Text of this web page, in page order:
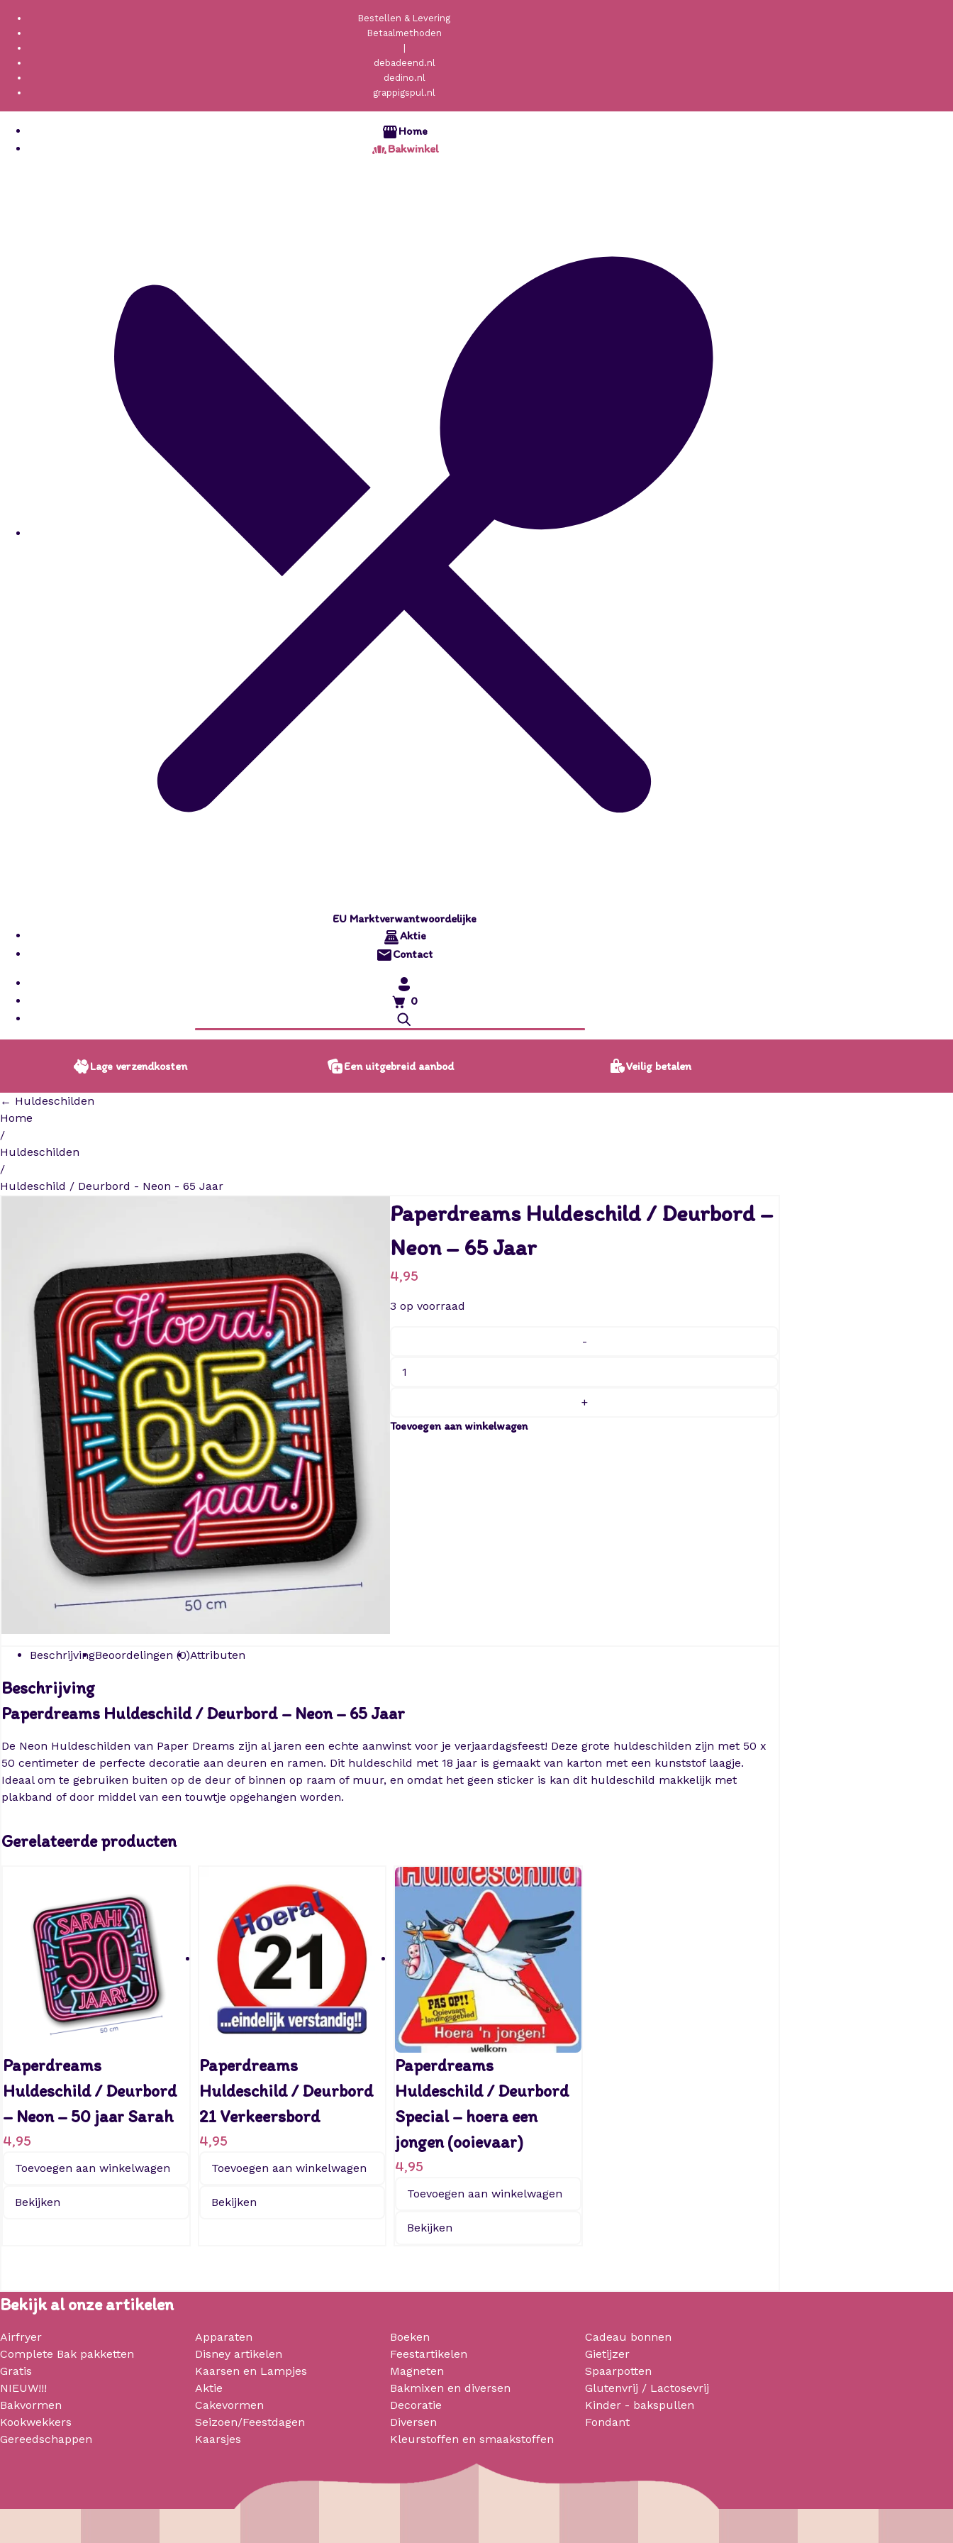
Bestellen & Levering
Betaalmethoden
debadeend.nl
dedino.nl
grappigspul.nl
Home
Bakwinkel
EU Marktverwantwoordelijke
Aktie
Contact
0
Lage verzendkosten Een uitgebreid aanbod Veilig betalen
← Huldeschilden
Home
/
Huldeschilden
/
Huldeschild / Deurbord - Neon - 65 Jaar
Paperdreams Huldeschild / Deurbord –
Neon – 65 Jaar
4,95
3 op voorraad
-
e
b
N
e
o
a
+
Toevoegen aan winkelwagen
BeschrijvingBeoordelingen (0)Attributen
Beschrijving
Paperdreams Huldeschild / Deurbord – Neon – 65 Jaar
De Neon Huldeschilden van Paper Dreams zijn al jaren een echte aanwinst voor je verjaardagsfeest! Deze grote huldeschilden zijn met 50 x
50 centimeter de perfecte decoratie aan deuren en ramen. Dit huldeschild met 18 jaar is gemaakt van karton met een kunststof laagje.
Ideaal om te gebruiken buiten op de deur of binnen op raam of muur, en omdat het geen sticker is kan dit huldeschild makkelijk met
plakband of door middel van een touwtje opgehangen worden.
Gerelateerde producten
Paperdreams
Huldeschild / Deurbord
– Neon – 50 jaar Sarah
4,95
Toevoegen aan winkelwagen
Bekijken
Paperdreams
Huldeschild / Deurbord
21 Verkeersbord
4,95
Toevoegen aan winkelwagen
Bekijken
Paperdreams
Huldeschild / Deurbord
Special – hoera een
jongen (ooievaar)
4,95
Toevoegen aan winkelwagen
Bekijken
Bekijk al onze artikelen
Airfryer Apparaten Boeken
Cadeau bonnen
Complete Bak pakketten
Disney artikelen Feestartikelen
Gietijzer
Gratis
Kaarsen en Lampjes Magneten
Spaarpotten
NIEUW!!!
Aktie Bakmixen en diversen
Glutenvrij / Lactosevrij
Bakvormen
Cakevormen Decoratie
Kinder - bakspullen
Kookwekkers
Seizoen/Feestdagen Diversen
Fondant
Gereedschappen
Kaarsjes Kleurstoffen en smaakstoffen